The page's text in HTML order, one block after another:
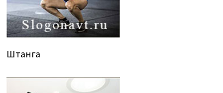
Штанга